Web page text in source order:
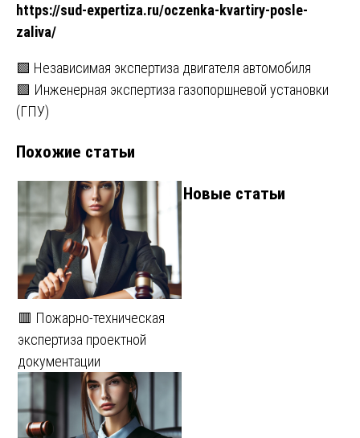
https://sud-expertiza.ru/oczenka-kvartiry-posle-
zaliva/
Навигация
по
🟩 Независимая экспертиза двигателя автомобиля
🟩 Инженерная экспертиза газопоршневой установки
(ГПУ)
Похожие статьи
🟥 Пожарно-техническая
экспертиза проектной
документации
Новые статьи